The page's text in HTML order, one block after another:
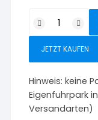
Menge
JETZT KAUFEN
Hinweis:keine
Eigenfuhrpark
Versandarten)